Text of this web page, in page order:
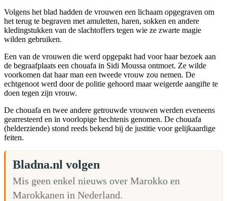
Volgens het blad hadden de vrouwen een lichaam opgegraven om
het terug te begraven met amuletten, haren, sokken en andere
kledingstukken van de slachtoffers tegen wie ze zwarte magie
wilden gebruiken.
Een van de vrouwen die werd opgepakt had voor haar bezoek aan
de begraafplaats een chouafa in Sidi Moussa ontmoet. Ze wilde
voorkomen dat haar man een tweede vrouw zou nemen. De
echtgenoot werd door de politie gehoord maar weigerde aangifte te
doen tegen zijn vrouw.
De chouafa en twee andere getrouwde vrouwen werden eveneens
gearresteerd en in voorlopige hechtenis genomen. De chouafa
(helderziende) stond reeds bekend bij de justitie voor gelijkaardige
feiten.
Bladna.nl volgen
Mis geen enkel nieuws over Marokko en
Marokkanen in Nederland.